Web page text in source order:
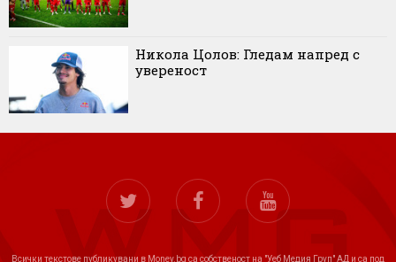
Никола Цолов: Гледам напред с
увереност
Всички текстове публикувани в Money.bg са собственост на "Уеб Медия Груп" АД и са под